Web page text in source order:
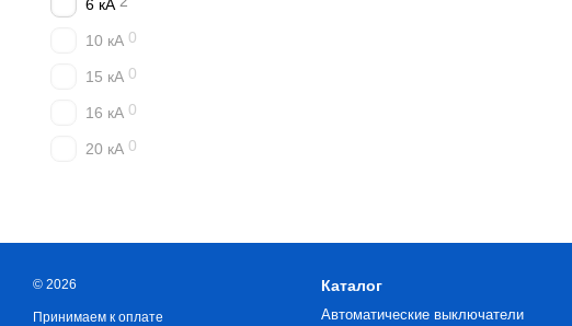
6 кА
10 кА 0
15 кА 0
16 кА 0
20 кА 0
© 2026
Принимаем к оплате
Каталог
Автоматические выключатели